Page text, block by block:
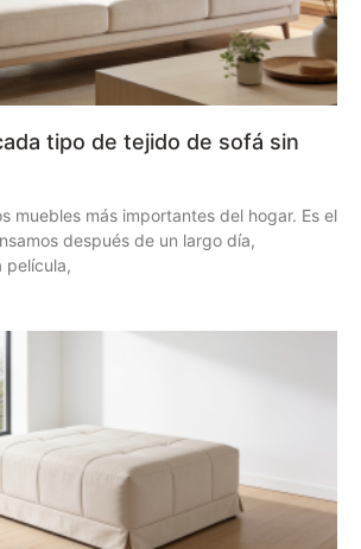
tipo de tejido de sofá sin
muebles más importantes del hogar. Es el
después de un largo día,
película,